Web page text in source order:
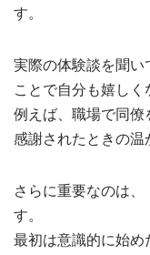
す。
実際の体験談を聞い
ことで自分も嬉しく
例えば、職場で同僚
感謝されたときの温
さらに重要なのは、
す。
最初は意識的に始め